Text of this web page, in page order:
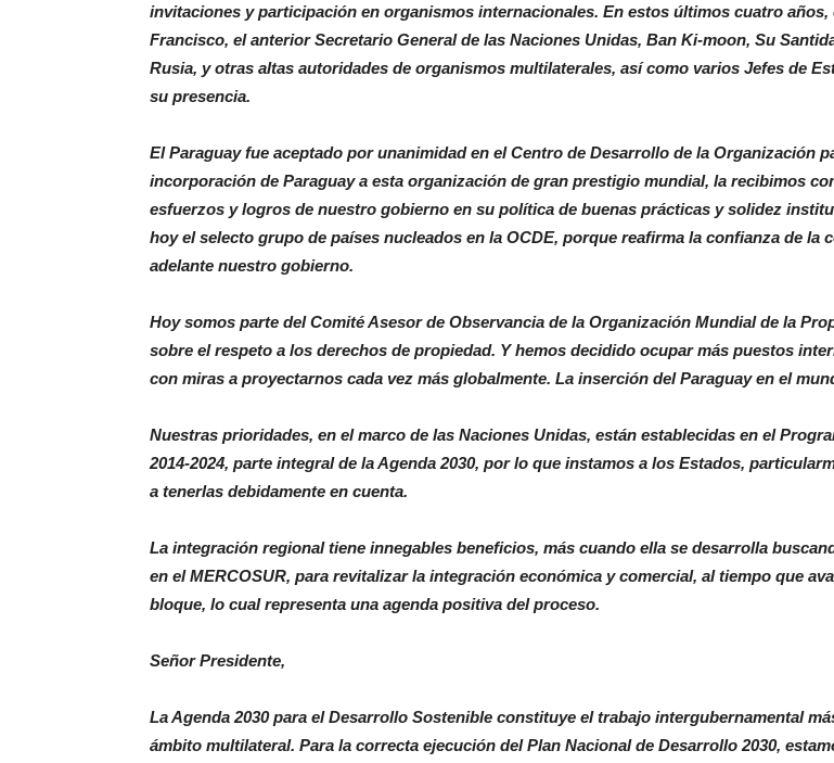
invitaciones y participación en organismos internacionales. En estos últimos cuatro
Francisco, el anterior Secretario General de las Naciones Unidas, Ban Ki-moon, Su
Rusia, y otras altas autoridades de organismos multilaterales, así como varios Jefes de
su presencia.
El Paraguay fue aceptado por unanimidad en el Centro de Desarrollo de la Organización
incorporación de Paraguay a esta organización de gran prestigio mundial, la recibimos
esfuerzos y logros de nuestro gobierno en su política de buenas prácticas y solidez
hoy el selecto grupo de países nucleados en la OCDE, porque reafirma la confianza de
adelante nuestro gobierno.
Hoy somos parte del Comité Asesor de Observancia de la Organización Mundial de la
sobre el respeto a los derechos de propiedad. Y hemos decidido ocupar más puestos
con miras a proyectarnos cada vez más globalmente. La inserción del Paraguay en el
Nuestras prioridades, en el marco de las Naciones Unidas, están establecidas en el
2014-2024, parte integral de la Agenda 2030, por lo que instamos a los Estados,
a tenerlas debidamente en cuenta.
La integración regional tiene innegables beneficios, más cuando ella se desarrolla
en el MERCOSUR, para revitalizar la integración económica y comercial, al tiempo que
bloque, lo cual representa una agenda positiva del proceso.
Señor Presidente,
La Agenda 2030 para el Desarrollo Sostenible constituye el trabajo intergubernamental
ámbito multilateral. Para la correcta ejecución del Plan Nacional de Desarrollo 2030,